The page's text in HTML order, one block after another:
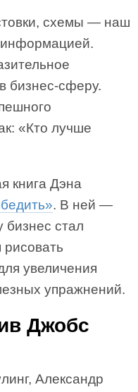
схемы — наш
бизнес-сферу.
«Кто лучше
книга Дэна
. В ней —
бизнес стал
рисовать
увеличения
упражнений.
Джобс
Александр